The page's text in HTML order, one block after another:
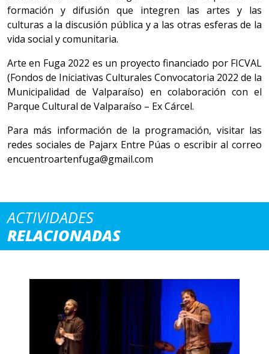
formación y difusión que integren las artes y las
culturas a la discusión pública y a las otras esferas de la
vida social y comunitaria.
Arte en Fuga 2022 es un proyecto financiado por FICVAL
(Fondos de Iniciativas Culturales Convocatoria 2022 de la
Municipalidad de Valparaíso) en colaboración con el
Parque Cultural de Valparaíso – Ex Cárcel.
Para más información de la programación, visitar las
redes sociales de Pajarx Entre Púas o escribir al correo
encuentroartenfuga@gmail.com
ACTIVIDADES
RELACIONADAS